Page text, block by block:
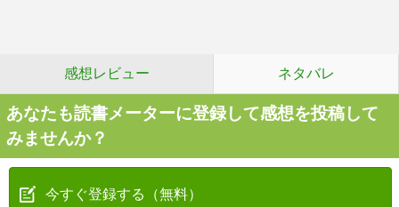
感想レビュー ネタバレ
あなたも読書メーターに登録して感想を投稿して
みませんか？
今すぐ登録する（無料）